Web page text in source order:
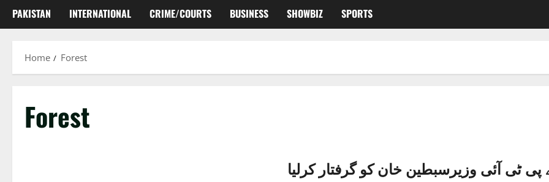
PAKISTAN INTERNATIONAL CRIME/COURTS BUSINESS SHOWBIZ SPORTS
Home Forest
Forest
پی ٹی آئی وزیرسبطین خان کو گرفتار کرلیا